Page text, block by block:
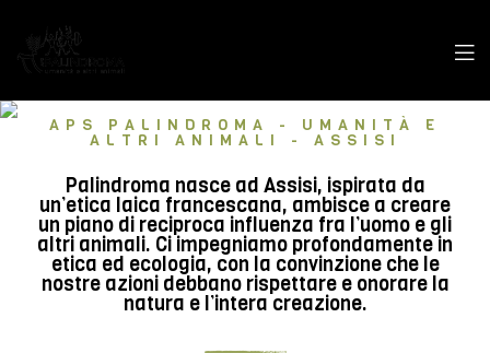
APS PALINDROMA - UMANITÀ E
ALTRI ANIMALI - ASSISI
Palindroma nasce ad Assisi, ispirata da
un’etica laica francescana, ambisce a creare
un piano di reciproca influenza fra l’uomo e gli
altri animali. Ci impegniamo profondamente in
etica ed ecologia, con la convinzione che le
nostre azioni debbano rispettare e onorare la
natura e l’intera creazione.